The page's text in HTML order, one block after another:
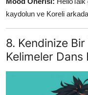
kaydolun ve Koreli
8. Kendinize
Kelimeler Dans